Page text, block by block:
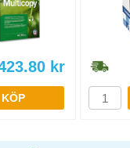
kr
KÖP